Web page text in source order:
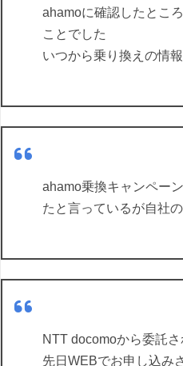
ahamoに確認したとこ
ことでした
いつから乗り換えの情
ahamo乗換キャンペー
たと言っているが自社
NTT docomoから委託
先日WEBでお申し込み